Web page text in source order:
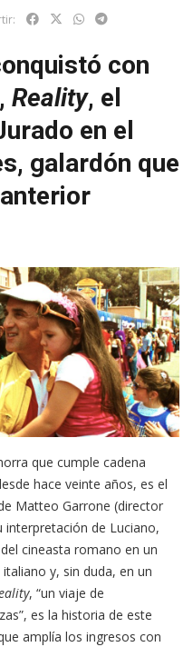
con
Reality, el
en el
galardón que
que cumple cadena
hace veinte años, es el
Matteo Garrone (director
interpretación de Luciano,
cineasta romano en un
y, sin duda, en un
, “un viaje de
es la historia de este
amplía los ingresos con